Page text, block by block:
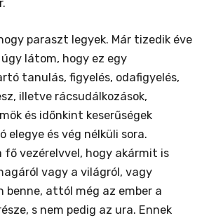
paraszt legyek. Már tizedik éve
látom, hogy ez egy
tanulás, figyelés, odafigyelés,
illetve rácsudálkozások,
és időnkint keserűségek
elegye és vég nélküli sora.
fő vezérelvvel, hogy akármit is
vagy a világról, vagy
benne, attól még az ember a
s nem pedig az ura. Ennek